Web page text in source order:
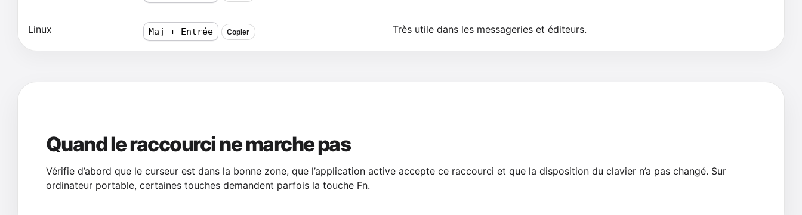
Linux Maj + Entrée Copier Très utile dans les messageries et éditeurs.
Quand le raccourci ne marche pas
Vérifie d’abord que le curseur est dans la bonne zone, que l’application active accepte ce raccourci et que la disposition du clavier n’a pas changé. Sur
ordinateur portable, certaines touches demandent parfois la touche Fn.